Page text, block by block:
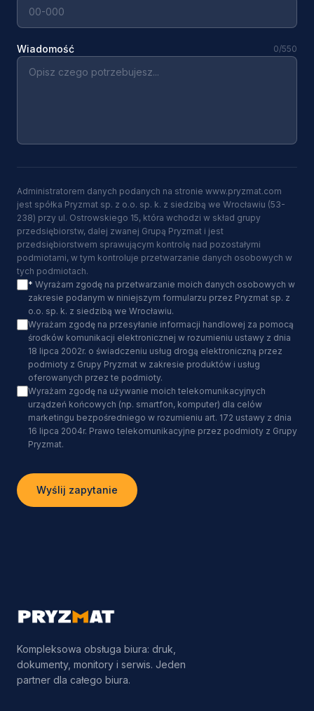
Wiadomość 0/550
Administratorem danych podanych na stronie www.pryzmat.com
jest spółka Pryzmat sp. z o.o. sp. k. z siedzibą we Wrocławiu (53-
238) przy ul. Ostrowskiego 15, która wchodzi w skład grupy
przedsiębiorstw, dalej zwanej Grupą Pryzmat i jest
przedsiębiorstwem sprawującym kontrolę nad pozostałymi
podmiotami, w tym kontroluje przetwarzanie danych osobowych w
tych podmiotach.
* Wyrażam zgodę na przetwarzanie moich danych osobowych w
zakresie podanym w niniejszym formularzu przez Pryzmat sp. z
o.o. sp. k. z siedzibą we Wrocławiu.
Wyrażam zgodę na przesyłanie informacji handlowej za pomocą
środków komunikacji elektronicznej w rozumieniu ustawy z dnia
18 lipca 2002r. o świadczeniu usług drogą elektroniczną przez
podmioty z Grupy Pryzmat w zakresie produktów i usług
oferowanych przez te podmioty.
Wyrażam zgodę na używanie moich telekomunikacyjnych
urządzeń końcowych (np. smartfon, komputer) dla celów
marketingu bezpośredniego w rozumieniu art. 172 ustawy z dnia
16 lipca 2004r. Prawo telekomunikacyjne przez podmioty z Grupy
Pryzmat.
Wyślij zapytanie
Kompleksowa obsługa biura: druk,
dokumenty, monitory i serwis. Jeden
partner dla całego biura.